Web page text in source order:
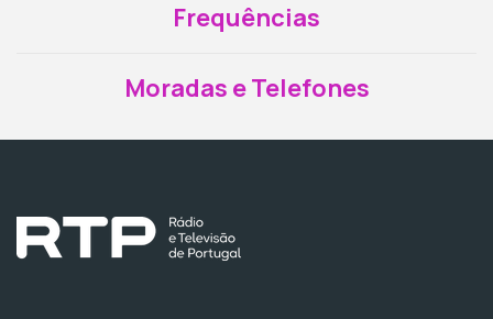
Frequências
Moradas e Telefones